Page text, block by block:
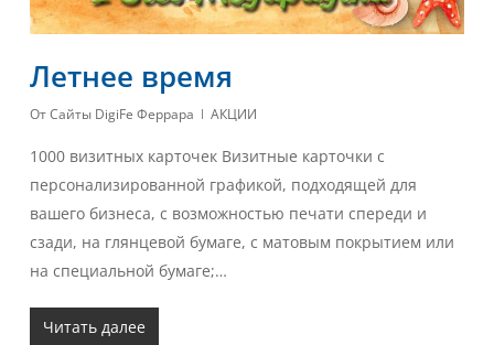
Летнее время
ОтСайты DigiFe Феррара АКЦИИ
1000 визитных карточек Визитные карточки с
персонализированной графикой, подходящей для
вашего бизнеса, с возможностью печати спереди и
сзади, на глянцевой бумаге, с матовым покрытием или
на специальной бумаге;…
Читать далее